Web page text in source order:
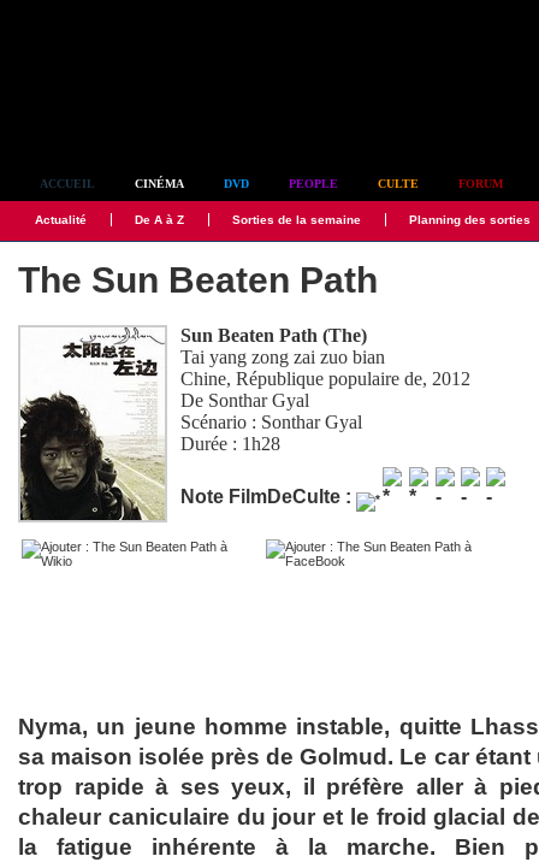
ACCUEIL CINÉMA DVD PEOPLE CULTE FORUM
Actualité De A à Z Sorties de la semaine Planning des sorties
The Sun Beaten Path
Sun Beaten Path (The)
Tai yang zong zai zuo bian
Chine, République populaire de, 2012
De Sonthar Gyal
Scénario : Sonthar Gyal
Durée : 1h28
Note FilmDeCulte :
Nyma, un jeune homme instable, quitte
sa maison isolée près de Golmud. Le car
trop rapide à ses yeux, il préfère aller à
chaleur caniculaire du jour et le froid glacial
la fatigue inhérente à la marche. Bien